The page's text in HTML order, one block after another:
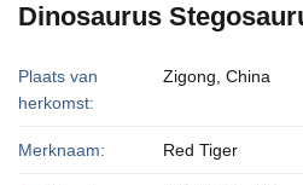
Dinosaurus
Plaats van
herkomst:
Zigong, China
Merknaam: Red Tiger